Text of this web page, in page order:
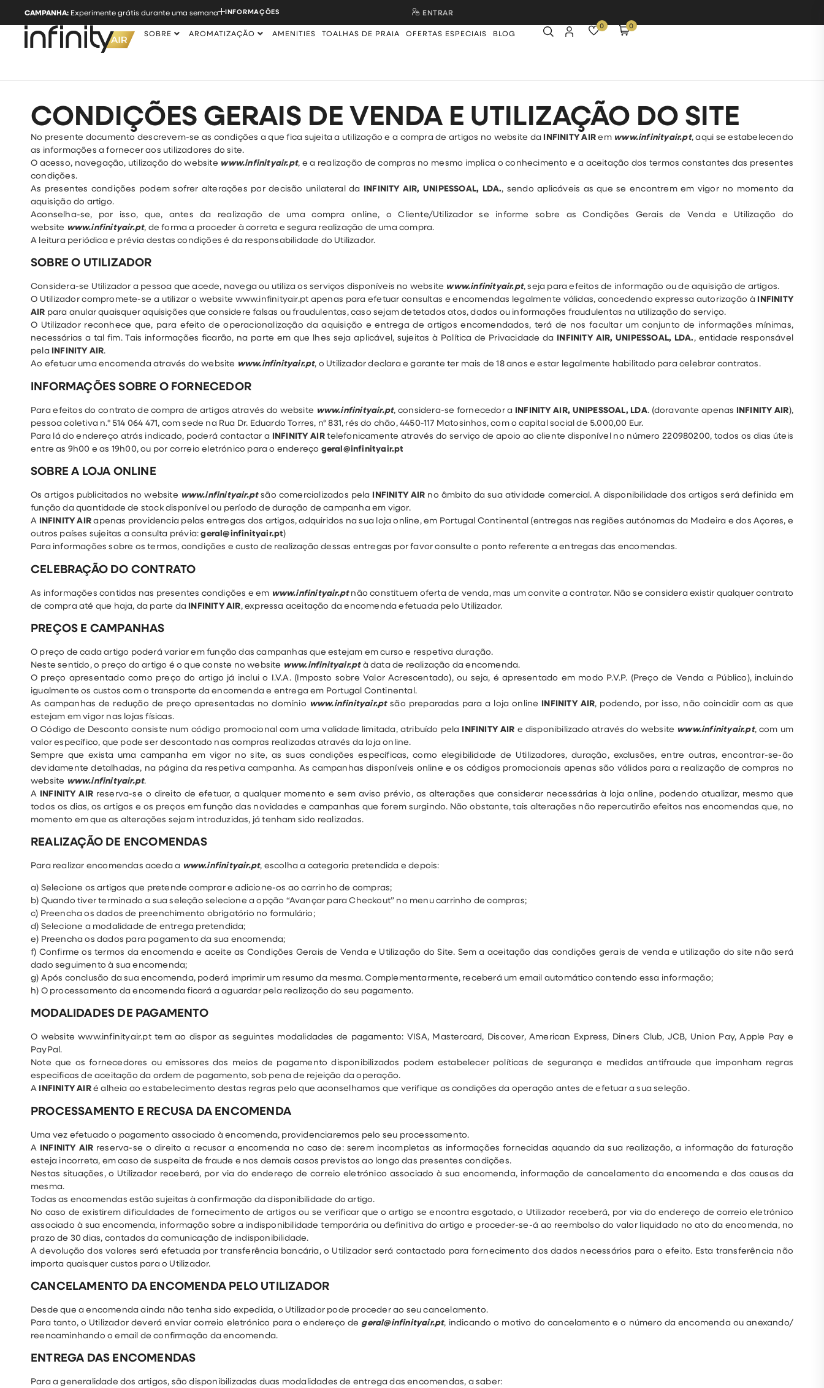
CAMPANHA: Experimente grátis durante uma semana INFORMAÇÕES ENTRAR
SOBRE AROMATIZAÇÃO AMENITIES TOALHAS DE PRAIA OFERTAS ESPECIAIS BLOG
0 0
CONDIÇÕES GERAIS DE VENDA E UTILIZAÇÃO DO SITE
No presente documento descrevem-se as condições a que fica sujeita a utilização e a compra de artigos no website da INFINITY AIRem www.infinityair.pt, aqui se estabelecendo
as informações a fornecer aos utilizadores do site.
O acesso, navegação, utilização do website www.infinityair.pt, e a realização de compras no mesmo implica o conhecimento e a aceitação dos termos constantes das presentes
condições.
As presentes condições podem sofrer alterações por decisão unilateral da INFINITY AIR, UNIPESSOAL, LDA., sendo aplicáveis as que se encontrem em vigor no momento da
aquisição do artigo.
Aconselha-se, por isso, que, antes da realização de uma compra online, o Cliente/Utilizador se informe sobre as Condições Gerais de Venda e Utilização do
website www.infinityair.pt, de forma a proceder à correta e segura realização de uma compra.
A leitura periódica e prévia destas condições é da responsabilidade do Utilizador.
SOBRE O UTILIZADOR
Considera-se Utilizador a pessoa que acede, navega ou utiliza os serviços disponíveis no website www.infinityair.pt, seja para efeitos de informação ou de aquisição de artigos.
O Utilizador compromete-se a utilizar o website www.infinityair.pt apenas para efetuar consultas e encomendas legalmente válidas, concedendo expressa autorização à INFINITY
AIR para anular quaisquer aquisições que considere falsas ou fraudulentas, caso sejam detetados atos, dados ou informações fraudulentas na utilização do serviço.
O Utilizador reconhece que, para efeito de operacionalização da aquisição e entrega de artigos encomendados, terá de nos facultar um conjunto de informações mínimas,
necessárias a tal fim. Tais informações ficarão, na parte em que lhes seja aplicável, sujeitas à Política de Privacidade da INFINITY AIR, UNIPESSOAL, LDA., entidade responsável
pela INFINITY AIR.
Ao efetuar uma encomenda através do website www.infinityair.pt, o Utilizador declara e garante ter mais de 18 anos e estar legalmente habilitado para celebrar contratos.
INFORMAÇÕES SOBRE O FORNECEDOR
Para efeitos do contrato de compra de artigos através do website www.infinityair.pt, considera-se fornecedor a INFINITY AIR, UNIPESSOAL, LDA. (doravante apenas INFINITY AIR),
pessoa coletiva n.º 514 064 471, com sede na Rua Dr. Eduardo Torres, nº 831, rés do chão, 4450-117 Matosinhos, com o capital social de 5.000,00 Eur.
Para lá do endereço atrás indicado, poderá contactar a INFINITY AIRtelefonicamente através do serviço de apoio ao cliente disponível no número 220980200, todos os dias úteis
entre as 9h00 e as 19h00, ou por correio eletrónico para o endereço geral@infinityair.pt
SOBRE A LOJA ONLINE
Os artigos publicitados no website www.infinityair.ptsão comercializados pela INFINITY AIR no âmbito da sua atividade comercial. A disponibilidade dos artigos será definida em
função da quantidade de stock disponível ou período de duração de campanha em vigor.
A INFINITY AIRapenas providencia pelas entregas dos artigos, adquiridos na sua loja online, em Portugal Continental (entregas nas regiões autónomas da Madeira e dos Açores, e
outros países sujeitas a consulta prévia:geral@infinityair.pt)
Para informações sobre os termos, condições e custo de realização dessas entregas por favor consulte o ponto referente a entregas das encomendas.
CELEBRAÇÃO DO CONTRATO
As informações contidas nas presentes condições e em www.infinityair.ptnão constituem oferta de venda, mas um convite a contratar. Não se considera existir qualquer contrato
de compra até que haja, da parte da INFINITY AIR, expressa aceitação da encomenda efetuada pelo Utilizador.
PREÇOS E CAMPANHAS
O preço de cada artigo poderá variar em função das campanhas que estejam em curso e respetiva duração.
Neste sentido, o preço do artigo é o que conste no website www.infinityair.ptà data de realização da encomenda.
O preço apresentado como preço do artigo já inclui o I.V.A. (Imposto sobre Valor Acrescentado), ou seja, é apresentado em modo P.V.P. (Preço de Venda a Público), incluindo
igualmente os custos com o transporte da encomenda e entrega em Portugal Continental.
As campanhas de redução de preço apresentadas no domínio www.infinityair.ptsão preparadas para a loja online INFINITY AIR, podendo, por isso, não coincidir com as que
estejam em vigor nas lojas físicas.
O Código de Desconto consiste num código promocional com uma validade limitada, atribuído pela INFINITY AIR e disponibilizado através do website www.infinityair.pt, com um
valor específico, que pode ser descontado nas compras realizadas através da loja online.
Sempre que exista uma campanha em vigor no site, as suas condições específicas, como elegibilidade de Utilizadores, duração, exclusões, entre outras, encontrar-se-ão
devidamente detalhadas, na página da respetiva campanha. As campanhas disponíveis online e os códigos promocionais apenas são válidos para a realização de compras no
website www.infinityair.pt.
A INFINITY AIR reserva-se o direito de efetuar, a qualquer momento e sem aviso prévio, as alterações que considerar necessárias à loja online, podendo atualizar, mesmo que
todos os dias, os artigos e os preços em função das novidades e campanhas que forem surgindo. Não obstante, tais alterações não repercutirão efeitos nas encomendas que, no
momento em que as alterações sejam introduzidas, já tenham sido realizadas.
REALIZAÇÃO DE ENCOMENDAS
Para realizar encomendas aceda a www.infinityair.pt, escolha a categoria pretendida e depois:
a) Selecione os artigos que pretende comprar e adicione-os ao carrinho de compras;
b) Quando tiver terminado a sua seleção selecione a opção “Avançar para Checkout” no menu carrinho de compras;
c) Preencha os dados de preenchimento obrigatório no formulário;
d) Selecione a modalidade de entrega pretendida;
e) Preencha os dados para pagamento da sua encomenda;
f) Confirme os termos da encomenda e aceite as Condições Gerais de Venda e Utilização do Site. Sem a aceitação das condições gerais de venda e utilização do site não será
dado seguimento à sua encomenda;
g) Após conclusão da sua encomenda, poderá imprimir um resumo da mesma. Complementarmente, receberá um email automático contendo essa informação;
h) O processamento da encomenda ficará a aguardar pela realização do seu pagamento.
MODALIDADES DE PAGAMENTO
O website www.infinityair.pt tem ao dispor as seguintes modalidades de pagamento: VISA, Mastercard, Discover, American Express, Diners Club, JCB, Union Pay, Apple Pay e
PayPal.
Note que os fornecedores ou emissores dos meios de pagamento disponibilizados podem estabelecer políticas de segurança e medidas antifraude que imponham regras
especificas de aceitação da ordem de pagamento, sob pena de rejeição da operação.
A INFINITY AIRé alheia ao estabelecimento destas regras pelo que aconselhamos que verifique as condições da operação antes de efetuar a sua seleção.
PROCESSAMENTO E RECUSA DA ENCOMENDA
Uma vez efetuado o pagamento associado à encomenda, providenciaremos pelo seu processamento.
A INFINITY AIR reserva-se o direito a recusar a encomenda no caso de: serem incompletas as informações fornecidas aquando da sua realização, a informação da faturação
esteja incorreta, em caso de suspeita de fraude e nos demais casos previstos ao longo das presentes condições.
Nestas situações, o Utilizador receberá, por via do endereço de correio eletrónico associado à sua encomenda, informação de cancelamento da encomenda e das causas da
mesma.
Todas as encomendas estão sujeitas à confirmação da disponibilidade do artigo.
No caso de existirem dificuldades de fornecimento de artigos ou se verificar que o artigo se encontra esgotado, o Utilizador receberá, por via do endereço de correio eletrónico
associado à sua encomenda, informação sobre a indisponibilidade temporária ou definitiva do artigo e proceder-se-á ao reembolso do valor liquidado no ato da encomenda, no
prazo de 30 dias, contados da comunicação de indisponibilidade.
A devolução dos valores será efetuada por transferência bancária, o Utilizador será contactado para fornecimento dos dados necessários para o efeito. Esta transferência não
importa quaisquer custos para o Utilizador.
CANCELAMENTO DA ENCOMENDA PELO UTILIZADOR
Desde que a encomenda ainda não tenha sido expedida, o Utilizador pode proceder ao seu cancelamento.
Para tanto, o Utilizador deverá enviar correio eletrónico para o endereço de geral@infinityair.pt, indicando o motivo do cancelamento e o número da encomenda ou anexando/
reencaminhando o email de confirmação da encomenda.
ENTREGA DAS ENCOMENDAS
Para a generalidade dos artigos, são disponibilizadas duas modalidades de entrega das encomendas, a saber: